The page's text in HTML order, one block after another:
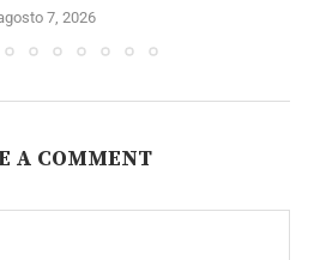
7, 2026
A COMMENT